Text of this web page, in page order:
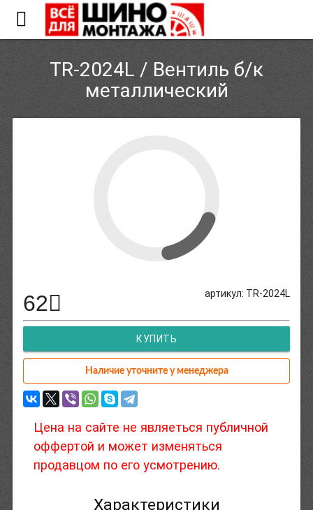
TR-2024L / Вентиль б/к
металлический
артикул: TR-2024L
62
КУПИТЬ
Наличие уточните у менеджера
Цена на сайте не являеться публичной
оффертой и может изменяться
продавцом по его усмотрению.
Характеристики